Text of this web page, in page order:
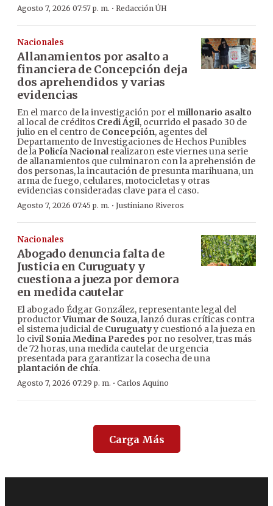
Agosto 7, 2026 07:57 p. m. · Redacción ÚH
Nacionales
Allanamientos por asalto a
financiera de Concepción deja
dos aprehendidos y varias
evidencias
En el marco de la investigación por el millonario asalto
al local de créditos Credi Ágil, ocurrido el pasado 30 de
julio en el centro de Concepción, agentes del
Departamento de Investigaciones de Hechos Punibles
de la Policía Nacionalrealizaron este viernes una serie
de allanamientos que culminaron con la aprehensión de
dos personas, la incautación de presunta marihuana, un
arma de fuego, celulares, motocicletas y otras
evidencias consideradas clave para el caso.
Agosto 7, 2026 07:45 p. m. · Justiniano Riveros
Nacionales
Abogado denuncia falta de
Justicia en Curuguaty y
cuestiona a jueza por demora
en medida cautelar
El abogado Édgar González, representante legal del
productorViumar de Souza, lanzó duras críticas contra
el sistema judicial de Curuguatyy cuestionó a la jueza en
lo civil Sonia Medina Paredes por no resolver, tras más
de 72 horas, una medida cautelar de urgencia
presentada para garantizar la cosecha de una
plantación de chía.
Agosto 7, 2026 07:29 p. m. · Carlos Aquino
Carga Más